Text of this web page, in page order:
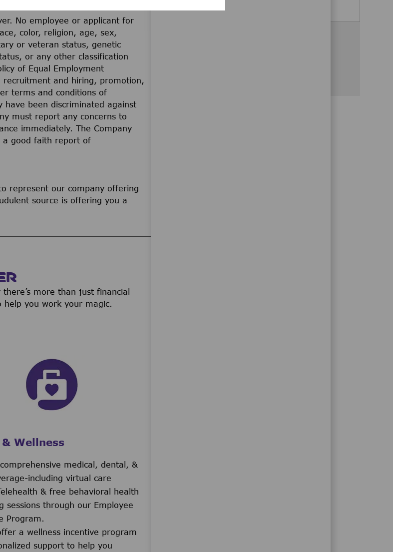
No employee or applicant for
color, religion, age, sex,
or veteran status, genetic
or any other classification
of Equal Employment
recruitment and hiring, promotion,
terms and conditions of
have been discriminated against
must report any concerns to
immediately. The Company
a good faith report of
represent our company offering
source is offering you a
more than just financial
you work your magic.
Wellness
medical, dental, &
including virtual care
& free behavioral health
sessions through our Employee
Program.
a wellness incentive program
support to help you